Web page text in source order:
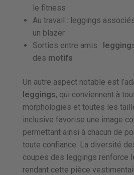
le fitness
Au travail : leggings
un blazer
Sorties entre amis :
des motifs
Un autre aspect notable est
leggings, qui conviennent à
morphologies et toutes les
inclusive favorise une image
permettant ainsi à chacun de
toute confiance. La diversité
coupes des leggings renforce
rendant cette pièce